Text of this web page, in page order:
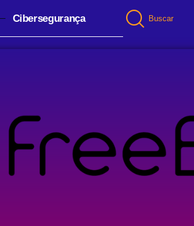
Cibersegurança Buscar